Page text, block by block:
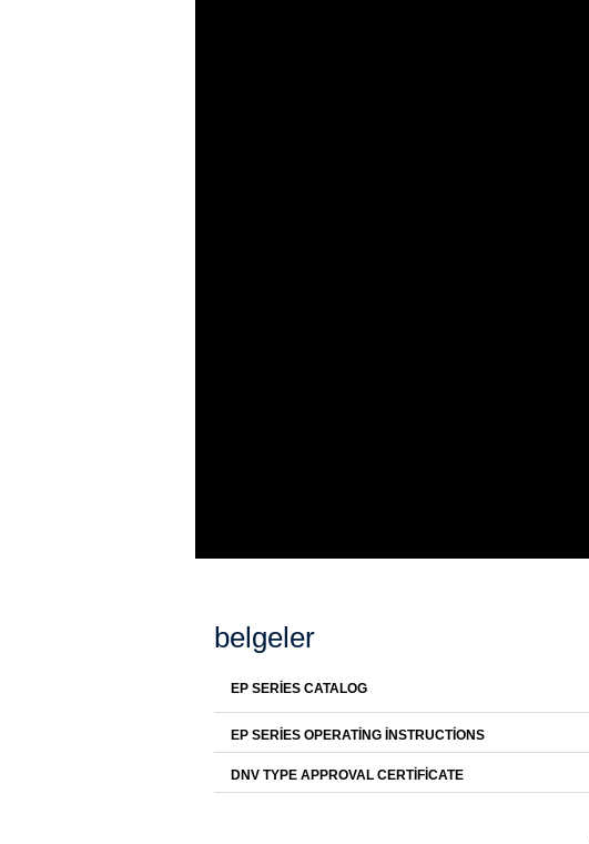
belgeler
EP SERIES CATALOG
EP SERIES OPERATING INSTRUCTIONS
DNV TYPE APPROVAL CERTIFICATE